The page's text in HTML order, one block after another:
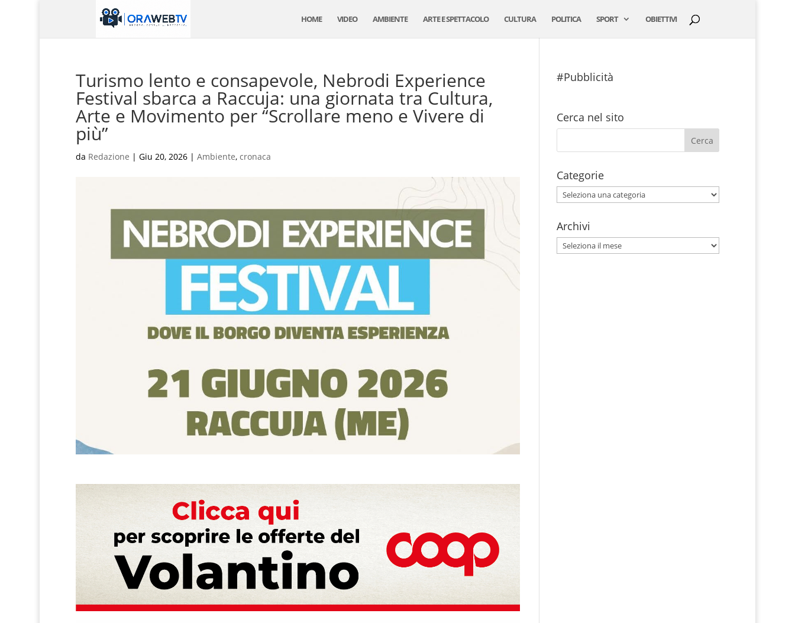
HOME VIDEO AMBIENTE ARTE E SPETTACOLO CULTURA POLITICA SPORT OBIETTIVI
Turismo lento e consapevole, Nebrodi Experience
Festival sbarca a Raccuja: una giornata tra Cultura,
Arte e Movimento per “Scrollare meno e Vivere di
più”
da Redazione | Giu 20, 2026| Ambiente, cronaca
#Pubblicità
Cerca nel sito
Categorie
Categorie
Archivi
Archivi